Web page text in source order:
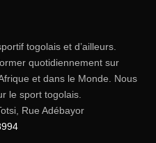
togolais et d’ailleurs.
quotidiennement sur
et dans le Monde. Nous
le sport togolais.
Rue Adébayor